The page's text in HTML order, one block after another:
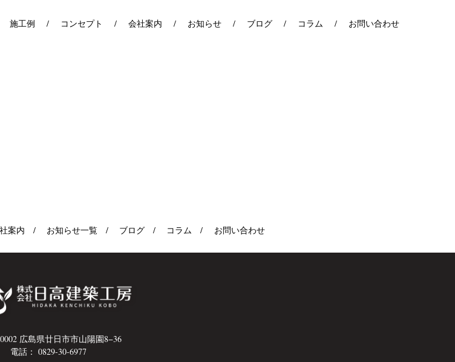
施工例 コンセプト 会社案内 お知らせ ブログ コラム お問い合わせ
案内 お知らせ一覧 ブログ コラム お問い合わせ
広島県廿日市市山陽園8−36
電話： 0829-30-6977